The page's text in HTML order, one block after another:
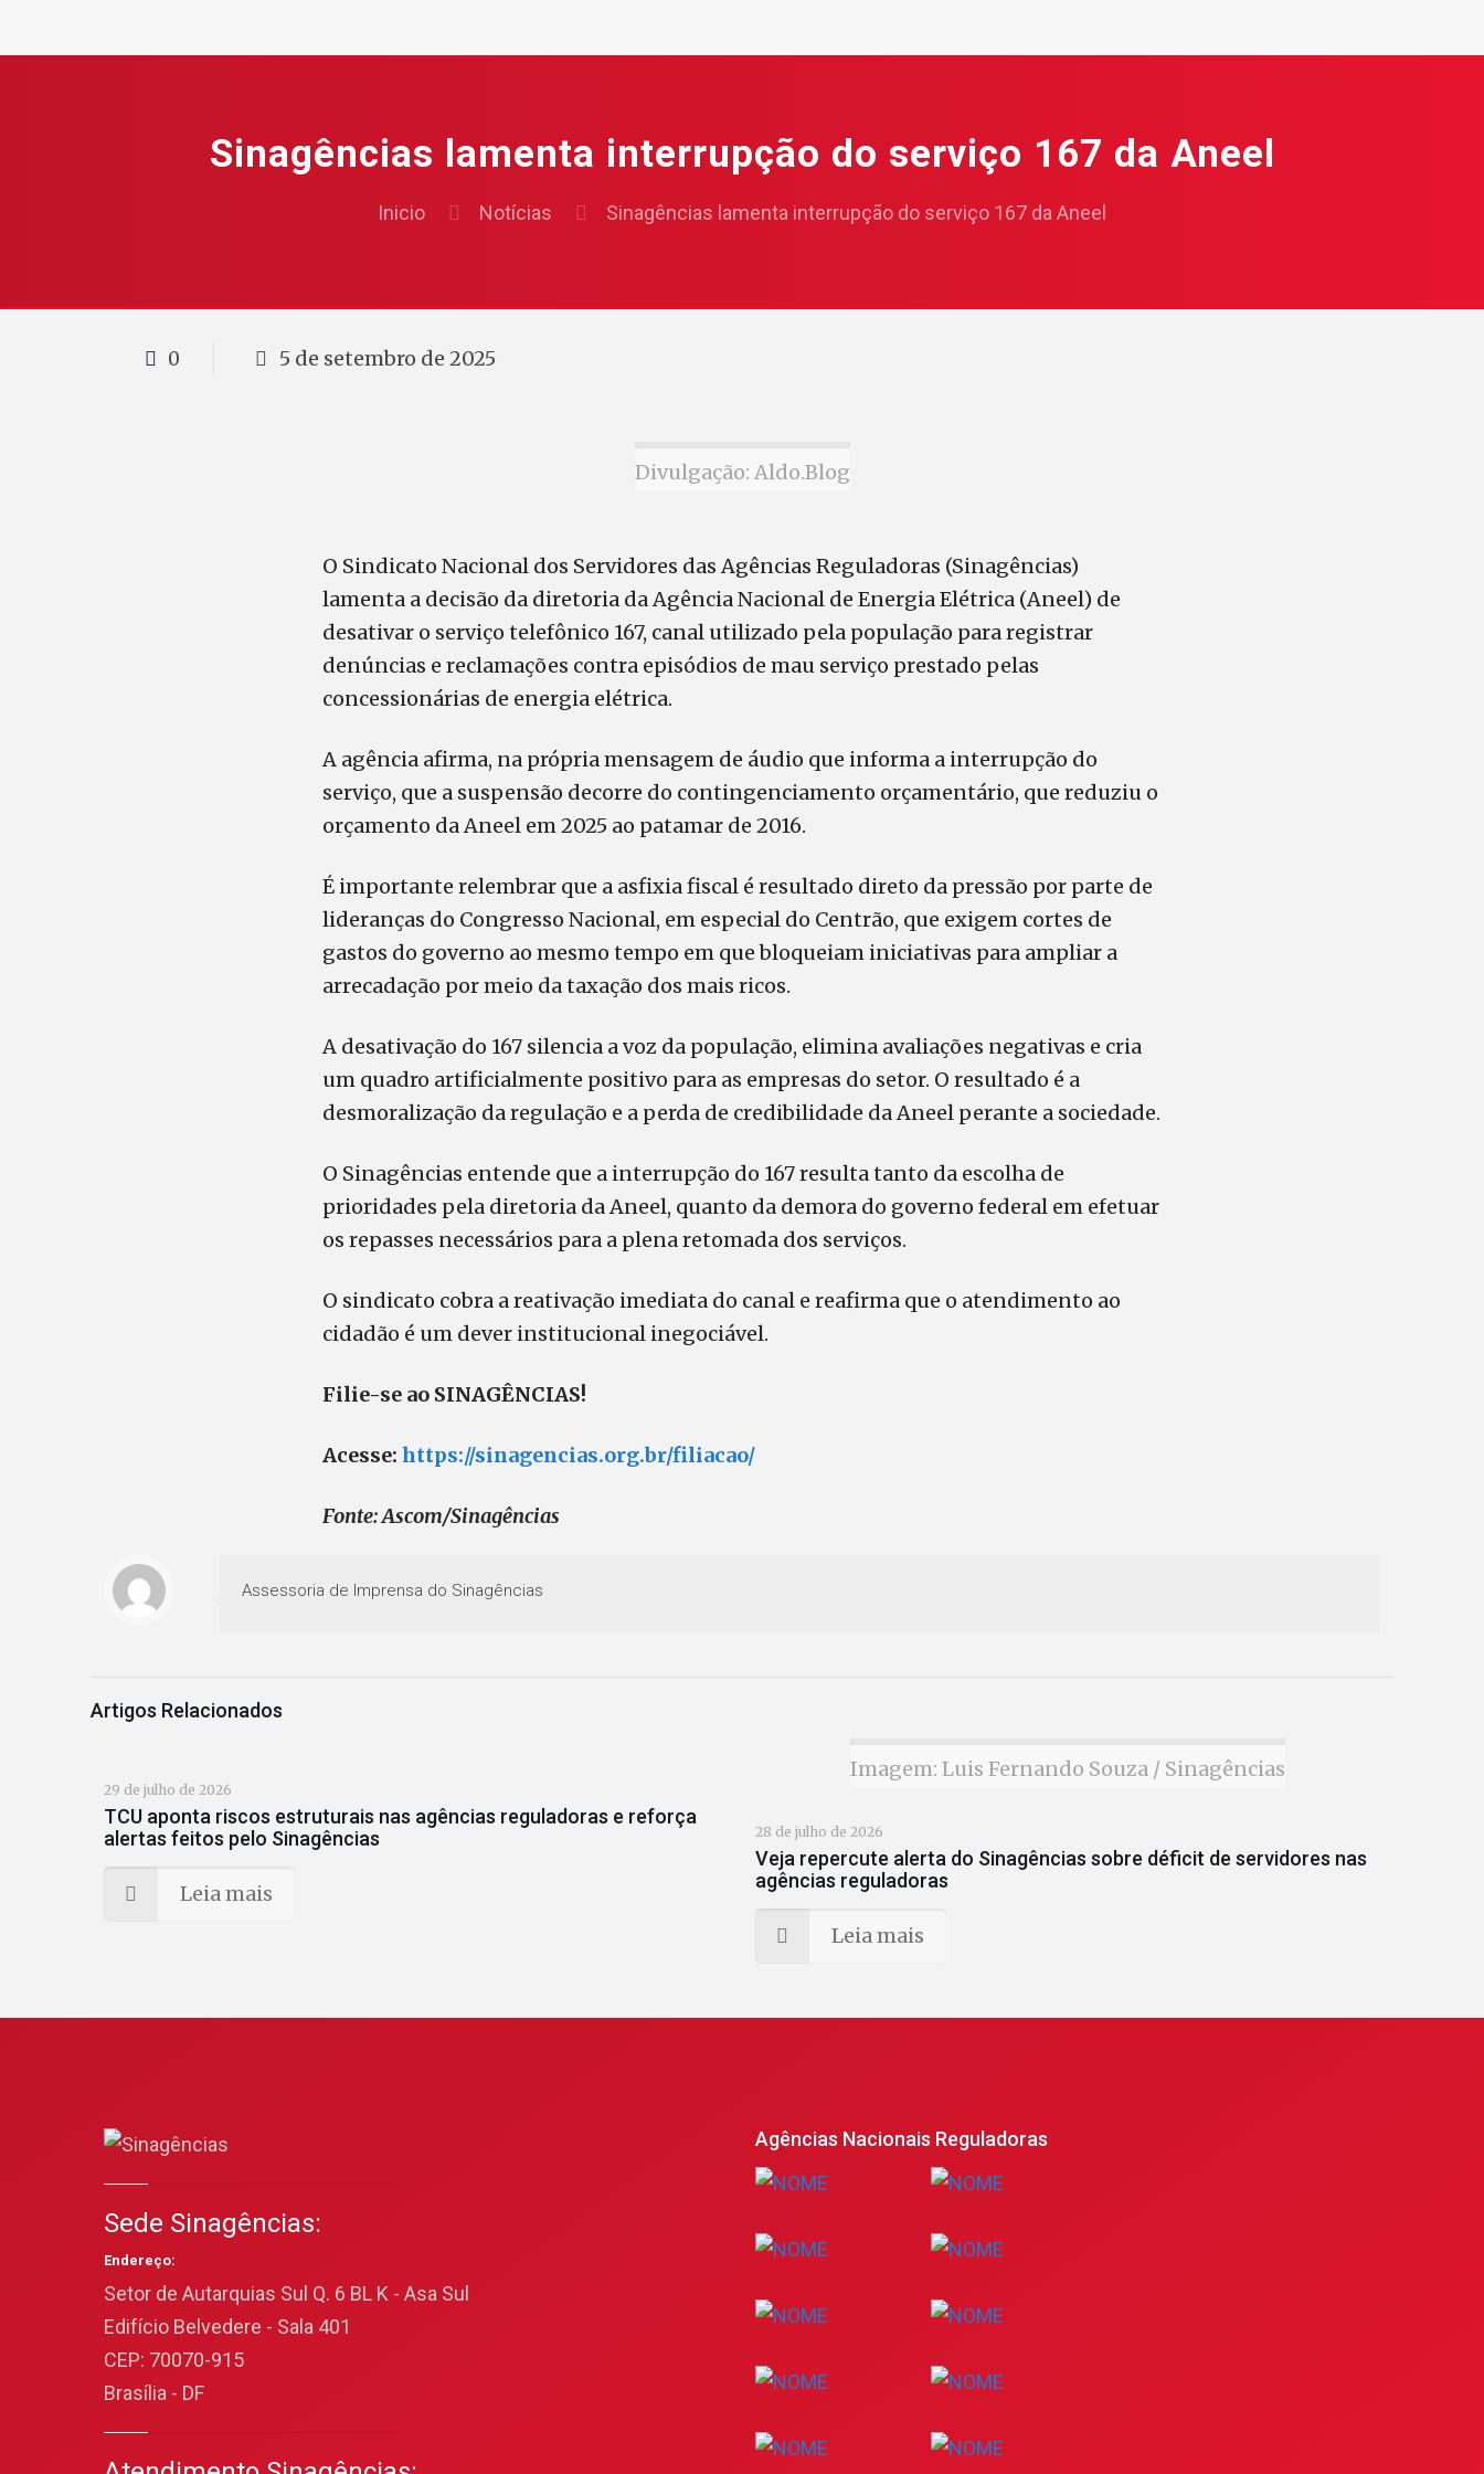
Sinagências lamenta interrupção do serviço 167 da Aneel
Inicio Notícias Sinagências lamenta interrupção do serviço 167 da Aneel
0 5 de setembro de 2025
Divulgação: Aldo.Blog
O Sindicato Nacional dos Servidores das Agências Reguladoras (Sinagências)
lamenta a decisão da diretoria da Agência Nacional de Energia Elétrica (Aneel) de
desativar o serviço telefônico 167, canal utilizado pela população para registrar
denúncias e reclamações contra episódios de mau serviço prestado pelas
concessionárias de energia elétrica.
A agência afirma, na própria mensagem de áudio que informa a interrupção do
serviço, que a suspensão decorre do contingenciamento orçamentário, que reduziu o
orçamento da Aneel em 2025 ao patamar de 2016.
É importante relembrar que a asfixia fiscal é resultado direto da pressão por parte de
lideranças do Congresso Nacional, em especial do Centrão, que exigem cortes de
gastos do governo ao mesmo tempo em que bloqueiam iniciativas para ampliar a
arrecadação por meio da taxação dos mais ricos.
A desativação do 167 silencia a voz da população, elimina avaliações negativas e cria
um quadro artificialmente positivo para as empresas do setor. O resultado é a
desmoralização da regulação e a perda de credibilidade da Aneel perante a sociedade.
O Sinagências entende que a interrupção do 167 resulta tanto da escolha de
prioridades pela diretoria da Aneel, quanto da demora do governo federal em efetuar
os repasses necessários para a plena retomada dos serviços.
O sindicato cobra a reativação imediata do canal e reafirma que o atendimento ao
cidadão é um dever institucional inegociável.
Filie-se ao SINAGÊNCIAS!
Acesse: https://sinagencias.org.br/filiacao/
Fonte: Ascom/Sinagências
Assessoria de Imprensa do Sinagências
Artigos Relacionados
29 de julho de 2026
TCU aponta riscos estruturais nas agências reguladoras e reforça
alertas feitos pelo Sinagências
Leia mais
Imagem: Luis Fernando Souza / Sinagências
28 de julho de 2026
Veja repercute alerta do Sinagências sobre déficit de servidores nas
agências reguladoras
Leia mais
Sede Sinagências:
Endereço:
Setor de Autarquias Sul Q. 6 BL K - Asa Sul
Edifício Belvedere - Sala 401
CEP: 70070-915
Brasília - DF
Agências Nacionais Reguladoras